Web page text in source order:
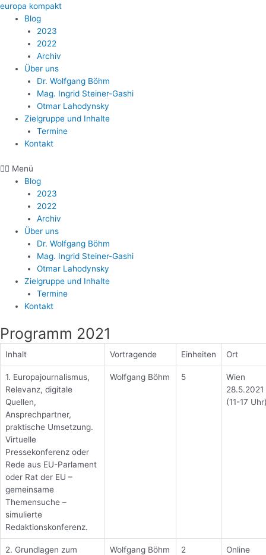
Zum
Inhalt
springen
europa kompakt
Blog
2023
2022
Archiv
Über uns
Dr. Wolfgang Böhm
Mag. Ingrid Steiner-Gashi
Otmar Lahodynsky
Zielgruppe und Inhalte
Termine
Kontakt
Menü
Blog
2023
2022
Archiv
Über uns
Dr. Wolfgang Böhm
Mag. Ingrid Steiner-Gashi
Otmar Lahodynsky
Zielgruppe und Inhalte
Termine
Kontakt
Programm 2021
Inhalt Vortragende Einheiten Ort
1. Europajournalismus,
Relevanz, digitale
Quellen,
Ansprechpartner,
praktische Umsetzung.
Virtuelle
Pressekonferenz oder
Rede aus EU-Parlament
oder Rat der EU –
gemeinsame
Themensuche –
simulierte
Redaktionskonferenz.
Wolfgang Böhm 5
Wien
28.5.2021
(11-17
2. Grundlagen zum
Wolfgang Böhm 2
Online